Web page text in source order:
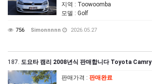
지역 : Toowoomba
모델 : Golf
756 Simonnnnn 2026.05.27
187. 도요타 캠리 2008년식 판매합니다 Toyota Camry
판매가격 : 판매완료